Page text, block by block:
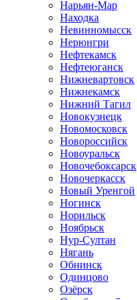
Нарьян-Мар
Находка
Невинномысск
Нерюнгри
Нефтекамск
Нефтеюганск
Нижневартовск
Нижнекамск
Нижний Тагил
Новокузнецк
Новомосковск
Новороссийск
Новоуральск
Новочебоксарск
Новочеркасск
Новый Уренгой
Ногинск
Норильск
Ноябрьск
Нур-Султан
Нягань
Обнинск
Одинцово
Озёрск